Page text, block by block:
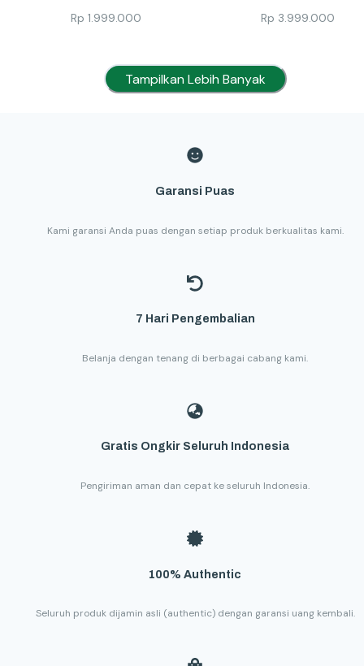
Rp 1.999.000 Rp 3.999.000
Tampilkan Lebih Banyak
Garansi Puas
Kami garansi Anda puas dengan setiap produk berkualitas kami.
7 Hari Pengembalian
Belanja dengan tenang di berbagai cabang kami.
Gratis Ongkir Seluruh Indonesia
Pengiriman aman dan cepat ke seluruh Indonesia.
100% Authentic
Seluruh produk dijamin asli (authentic) dengan garansi uang kembali.